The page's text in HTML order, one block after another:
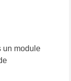
un module